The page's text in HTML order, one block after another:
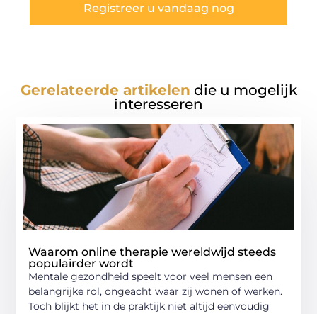
Registreer u vandaag nog
Gerelateerde artikelen die u mogelijk
interesseren
Waarom online therapie wereldwijd steeds
populairder wordt
Mentale gezondheid speelt voor veel mensen een
belangrijke rol, ongeacht waar zij wonen of werken.
Toch blijkt het in de praktijk niet altijd eenvoudig